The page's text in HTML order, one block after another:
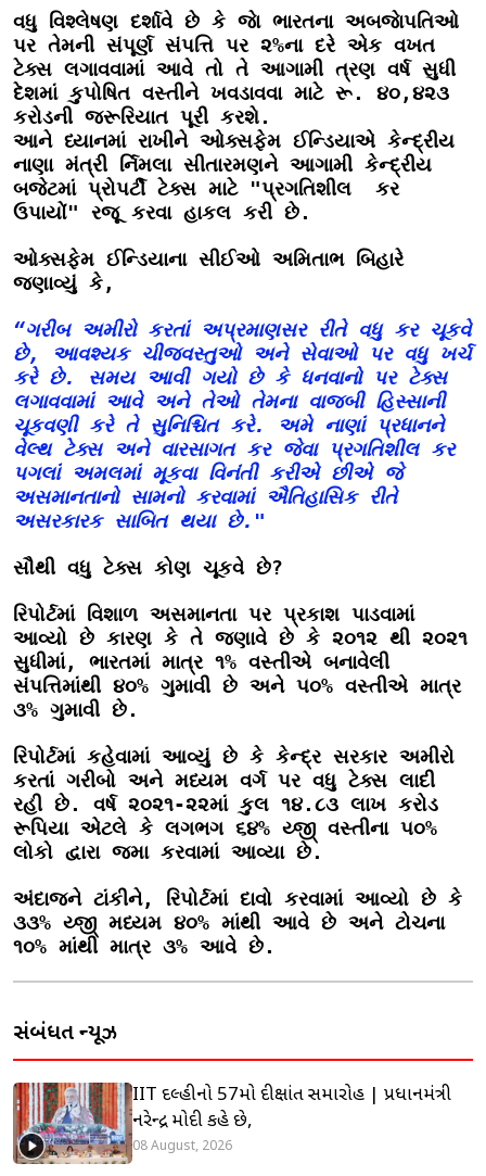
વધુ વિશ્લેષણ દર્શાવે છે કે જાે ભારતના અબજાેપતિઓ
પર તેમની સંપૂર્ણ સંપત્તિ પર ૨%ના દરે એક વખત
ટેક્સ લગાવવામાં આવે તો તે આગામી ત્રણ વર્ષ સુધી
દેશમાં કુપોષિત વસ્તીને ખવડાવવા માટે રૂ. ૪૦,૪૨૩
કરોડની જરૂરિયાત પૂરી કરશે.
આને ધ્યાનમાં રાખીને ઓક્સફેમ ઈન્ડિયાએ કેન્દ્રીય
નાણા મંત્રી ર્નિમલા સીતારમણને આગામી કેન્દ્રીય
બજેટમાં પ્રોપર્ટી ટેક્સ માટે "પ્રગતિશીલ  કર
ઉપાયોં" રજૂ કરવા હાકલ કરી છે.
ઓક્સફેમ ઈન્ડિયાના સીઈઓ અમિતાભ બિહારે
જણાવ્યું કે,
“ગરીબ અમીરો કરતાં અપ્રમાણસર રીતે વધુ કર ચૂકવે
છે, આવશ્યક ચીજવસ્તુઓ અને સેવાઓ પર વધુ ખર્ચ
કરે છે. સમય આવી ગયો છે કે ધનવાનો પર ટેક્સ
લગાવવામાં આવે અને તેઓ તેમના વાજબી હિસ્સાની
ચૂકવણી કરે તે સુનિશ્ચિત કરે. અમે નાણાં પ્રધાનને
વેલ્થ ટેક્સ અને વારસાગત કર જેવા પ્રગતિશીલ કર
પગલાં અમલમાં મૂકવા વિનંતી કરીએ છીએ જે
અસમાનતાનો સામનો કરવામાં ઐતિહાસિક રીતે
અસરકારક સાબિત થયા છે."
સૌથી વધુ ટેક્સ કોણ ચૂકવે છે?
રિપોર્ટમાં વિશાળ અસમાનતા પર પ્રકાશ પાડવામાં
આવ્યો છે કારણ કે તે જણાવે છે કે ૨૦૧૨ થી ૨૦૨૧
સુધીમાં, ભારતમાં માત્ર ૧% વસ્તીએ બનાવેલી
સંપત્તિમાંથી ૪૦% ગુમાવી છે અને ૫૦% વસ્તીએ માત્ર
૩% ગુમાવી છે.
રિપોર્ટમાં કહેવામાં આવ્યું છે કે કેન્દ્ર સરકાર અમીરો
કરતાં ગરીબો અને મધ્યમ વર્ગ પર વધુ ટેક્સ લાદી
રહી છે. વર્ષ ૨૦૨૧-૨૨માં કુલ ૧૪.૮૩ લાખ કરોડ
રૂપિયા એટલે કે લગભગ ૬૪% ય્જી્‌ વસ્તીના ૫૦%
લોકો દ્વારા જમા કરવામાં આવ્યા છે.
અંદાજને ટાંકીને, રિપોર્ટમાં દાવો કરવામાં આવ્યો છે કે
૩૩% ય્જી્‌ મધ્યમ ૪૦% માંથી આવે છે અને ટોચના
૧૦% માંથી માત્ર ૩% આવે છે.
સંબંધિત ન્યૂઝ
IIT દિલ્હીનો 57મો દીક્ષાંત સમારોહ | પ્રધાનમંત્રી
નરેન્દ્ર મોદી કહે છે,
08 August, 2026